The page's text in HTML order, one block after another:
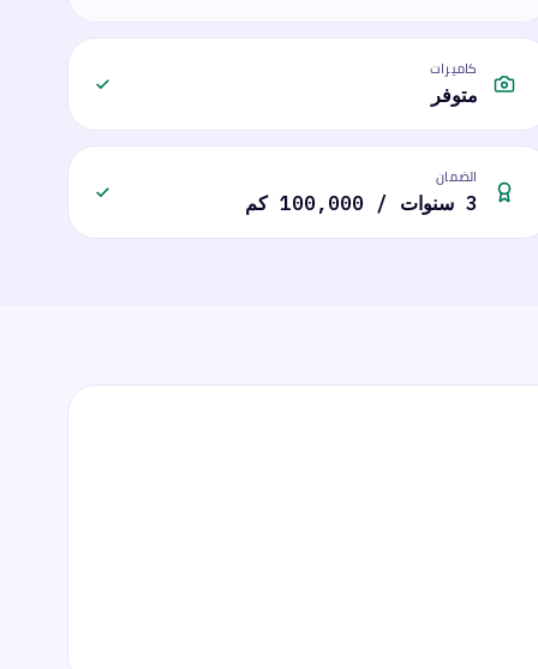
كاميرات
متوفر
الضمان
3 سنوات / 100,000 كم